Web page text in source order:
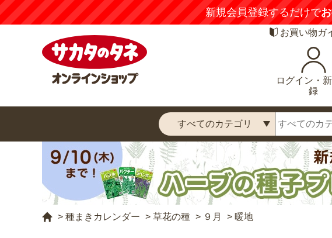
新規会員登録するだけで
お買い物ガ
ログイン・
録
> 種まきカレンダー > 草花の種 > ９月 > 暖地